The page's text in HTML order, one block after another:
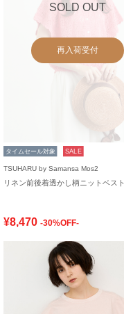
SOLD OUT
再入荷受付
タイムセール対象 SALE
TSUHARU by Samansa Mos2
リネン前後着透かし柄ニットベスト
¥8,470 -30%OFF-